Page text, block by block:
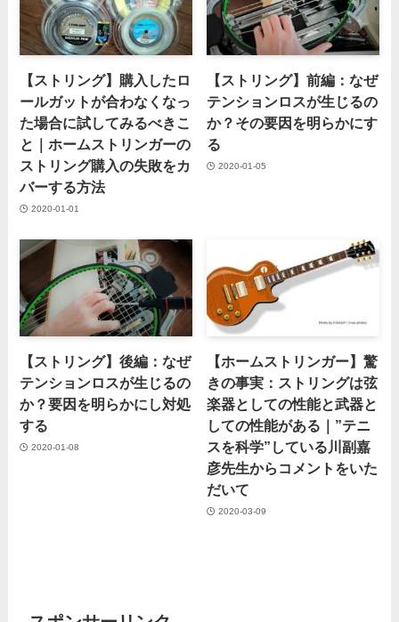
【ストリング】購入したロ
ールガットが合わなくなっ
た場合に試してみるべきこ
と｜ホームストリンガーの
ストリング購入の失敗をカ
バーする方法
2020-01-01
【ストリング】前編：なぜ
テンションロスが生じるの
か？その要因を明らかにす
る
2020-01-05
【ストリング】後編：なぜ
テンションロスが生じるの
か？要因を明らかにし対処
する
2020-01-08
【ホームストリンガー】驚
きの事実：ストリングは弦
楽器としての性能と武器と
しての性能がある｜”テニ
スを科学”している川副嘉
彦先生からコメントをいた
だいて
2020-03-09